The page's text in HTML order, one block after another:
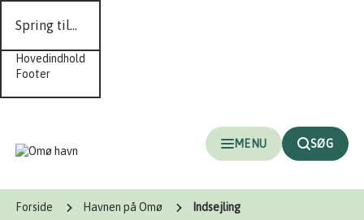
Spring til...
Hovedindhold
Footer
MENU SØG
Forside Havnen på Omø Indsejling